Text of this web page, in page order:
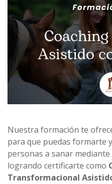
Nuestra formación te
para que puedas formarte
personas a sanar
logrando certificarte como
Transformacional